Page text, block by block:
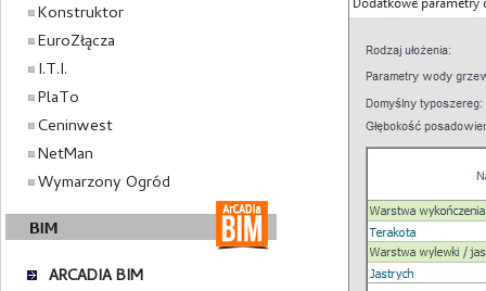
Konstruktor
EuroZłącza
I.T.I.
PlaTo
Ceninwest
NetMan
Wymarzony Ogród
ARCADIA BIM